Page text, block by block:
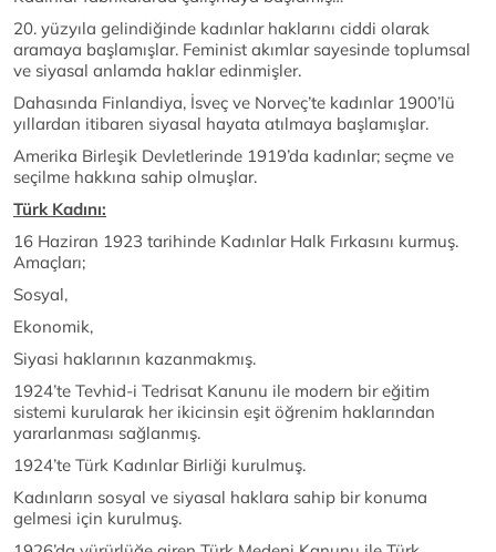
20. yüzyıla gelindiğinde kadınlar haklarını ciddi olarak
aramaya başlamışlar. Feminist akımlar sayesinde toplumsal
ve siyasal anlamda haklar edinmişler.
Dahasında Finlandiya, İsveç ve Norveç’te kadınlar 1900’lü
yıllardan itibaren siyasal hayata atılmaya başlamışlar.
Amerika Birleşik Devletlerinde 1919’da kadınlar; seçme ve
seçilme hakkına sahip olmuşlar.
Türk Kadını:
16 Haziran 1923 tarihinde Kadınlar Halk Fırkasını kurmuş.
Amaçları;
Sosyal,
Ekonomik,
Siyasi haklarının kazanmakmış.
1924’te Tevhid-i Tedrisat Kanunu ile modern bir eğitim
sistemi kurularak her ikicinsin eşit öğrenim haklarından
yararlanması sağlanmış.
1924’te Türk Kadınlar Birliği kurulmuş.
Kadınların sosyal ve siyasal haklara sahip bir konuma
gelmesi için kurulmuş.